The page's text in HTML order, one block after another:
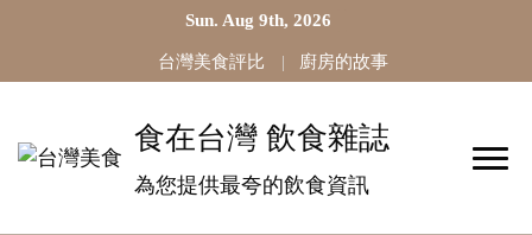
Sun. Aug 9th, 2026
台灣美食評比 廚房的故事
食在台灣 飲食雜誌
為您提供最夸的飲食資訊